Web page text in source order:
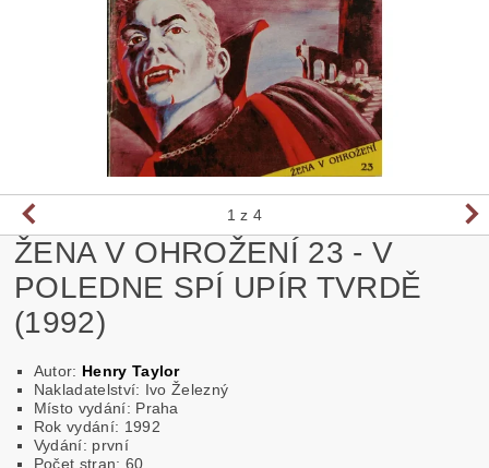
1 z 4
ŽENA V OHROŽENÍ 23 - V
POLEDNE SPÍ UPÍR TVRDĚ
(1992)
Autor: Henry Taylor
Nakladatelství: Ivo Železný
Místo vydání: Praha
Rok vydání: 1992
Vydání: první
Počet stran: 60